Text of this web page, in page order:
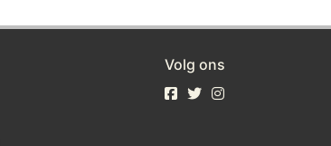
Volg ons